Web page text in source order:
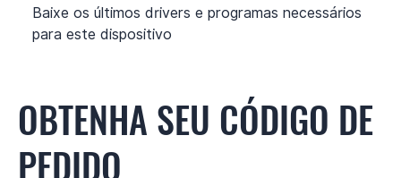
Baixe os últimos drivers e programas necessários
para este dispositivo
OBTENHA SEU CÓDIGO DE
PEDIDO